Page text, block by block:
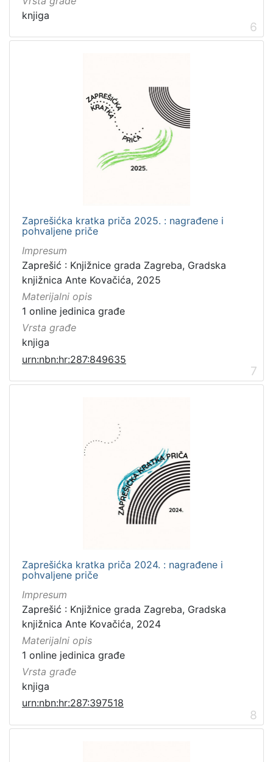
knjiga
6
Zaprešićka kratka priča 2025. : nagrađene i
pohvaljene priče
Impresum
Zaprešić : Knjižnice grada Zagreba, Gradska
knjižnica Ante Kovačića, 2025
Materijalni opis
1 online jedinica građe
Vrsta građe
knjiga
urn:nbn:hr:287:849635
7
Zaprešićka kratka priča 2024. : nagrađene i
pohvaljene priče
Impresum
Zaprešić : Knjižnice grada Zagreba, Gradska
knjižnica Ante Kovačića, 2024
Materijalni opis
1 online jedinica građe
Vrsta građe
knjiga
urn:nbn:hr:287:397518
8